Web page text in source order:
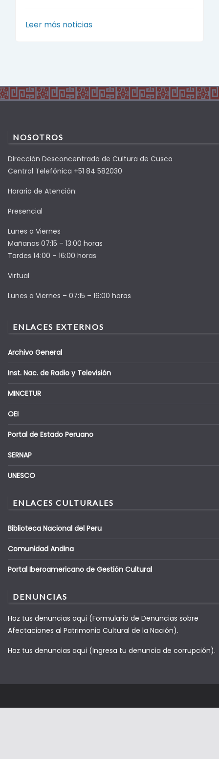
Leer más noticias
NOSOTROS
Dirección Desconcentrada de Cultura de Cusco
Central Telefónica +51 84 582030
Horario de Atención:
Presencial
Lunes a Viernes
Mañanas 07:15 – 13:00 horas
Tardes 14:00 – 16:00 horas
Virtual
Lunes a Viernes – 07:15 – 16:00 horas
ENLACES EXTERNOS
Archivo General
Inst. Nac. de Radio y Televisión
MINCETUR
OEI
Portal de Estado Peruano
SERNAP
UNESCO
ENLACES CULTURALES
Biblioteca Nacional del Peru
Comunidad Andina
Portal Iberoamericano de Gestión Cultural
DENUNCIAS
Haz tus denuncias aqui (Formulario de Denuncias sobre
Afectaciones al Patrimonio Cultural de la Nación).
Haz tus denuncias aqui (Ingresa tu denuncia de corrupción).